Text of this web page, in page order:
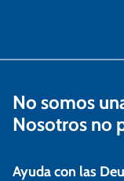
No somos
Nosotros no
Ayuda con las